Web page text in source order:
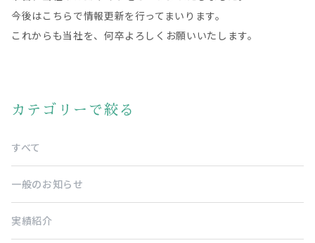
今後はこちらで情報更新を行ってまいります。
これからも当社を、何卒よろしくお願いいたします。
カテゴリーで絞る
すべて
一般のお知らせ
実績紹介